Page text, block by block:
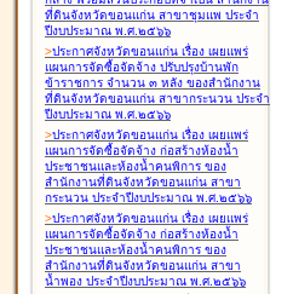
ที่ดินจังหวัดขอนแก่น สาขาชุมแพ ประจำ
ปีงบประมาณ พ.ศ.๒๕๖๖
>ประกาศจังหวัดขอนแก่น เรื่อง เผยแพร่
แผนการจัดซื้อจัดจ้าง ปรับปรุงบ้านพัก
ข้าราชการ จำนวน ๓ หลัง ของสำนักงาน
ที่ดินจังหวัดขอนแก่น สาขากระนวน ประจำ
ปีงบประมาณ พ.ศ.๒๕๖๖
>ประกาศจังหวัดขอนแก่น เรื่อง เผยแพร่
แผนการจัดซื้อจัดจ้าง ก่อสร้างห้องน้ำ
ประชาชนและห้องน้ำคนพิการ ของ
สำนักงานที่ดินจังหวัดขอนแก่น สาขา
กระนวน ประจำปีงบประมาณ พ.ศ.๒๕๖๖
>ประกาศจังหวัดขอนแก่น เรื่อง เผยแพร่
แผนการจัดซื้อจัดจ้าง ก่อสร้างห้องน้ำ
ประชาชนและห้องน้ำคนพิการ ของ
สำนักงานที่ดินจังหวัดขอนแก่น สาขา
น้ำพอง ประจำปีงบประมาณ พ.ศ.๒๕๖๖